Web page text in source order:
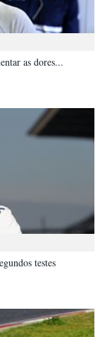
as dores...
testes